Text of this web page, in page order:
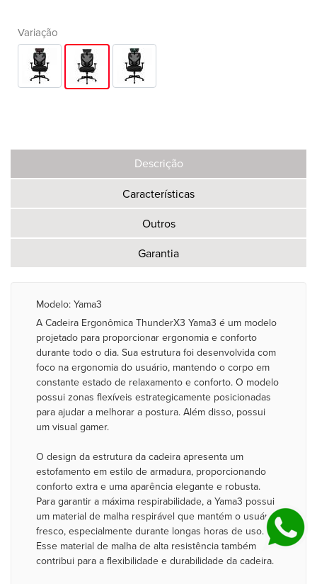
Variação
Descrição
Características
Outros
Garantia
Modelo: Yama3
A Cadeira Ergonômica ThunderX3 Yama3 é um modelo
projetado para proporcionar ergonomia e conforto
durante todo o dia. Sua estrutura foi desenvolvida com
foco na ergonomia do usuário, mantendo o corpo em
constante estado de relaxamento e conforto. O modelo
possui zonas flexíveis estrategicamente posicionadas
para ajudar a melhorar a postura. Além disso, possui
um visual gamer.
O design da estrutura da cadeira apresenta um
estofamento em estilo de armadura, proporcionando
conforto extra e uma aparência elegante e robusta.
Para garantir a máxima respirabilidade, a Yama3 possui
um material de malha respirável que mantém o usuário
fresco, especialmente durante longas horas de uso.
Esse material de malha de alta resistência também
contribui para a flexibilidade e durabilidade da cadeira.